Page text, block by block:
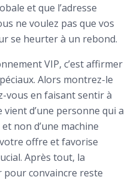
et que l’adresse
ne voulez pas que vos
se heurter à un rebond.
VIP, c’est affirmer
Alors montrez-le
vous en faisant sentir à
d’une personne qui a
non d’une machine
offre et favorise
Après tout, la
convaincre reste